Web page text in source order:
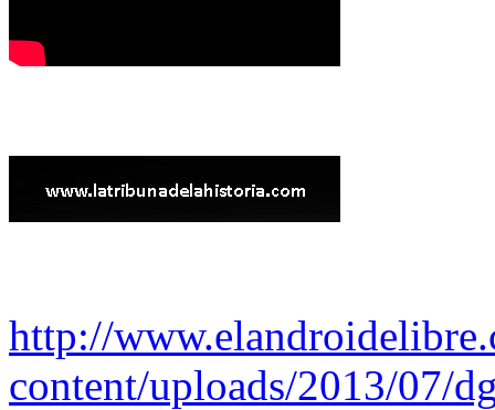
http://
content/uploads/2013/07/